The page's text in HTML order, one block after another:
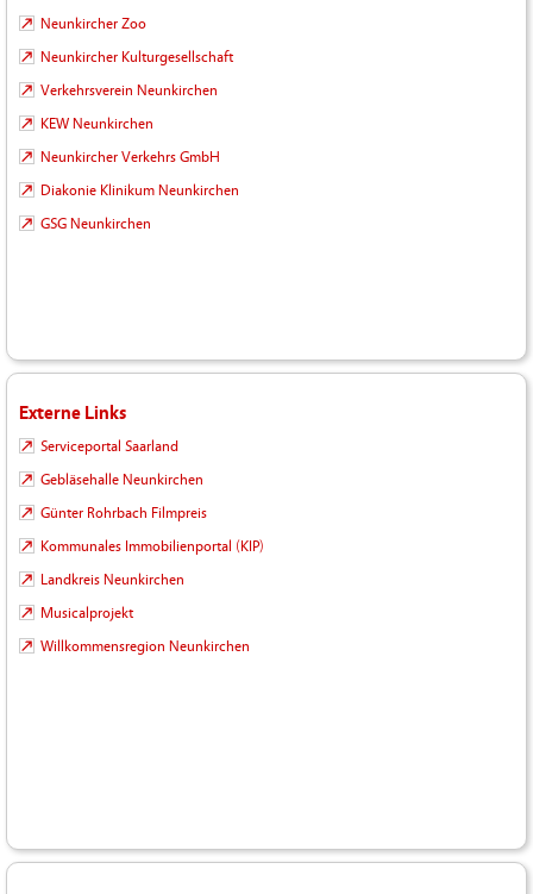
Neunkircher Zoo
Neunkircher Kulturgesellschaft
Verkehrsverein Neunkirchen
KEW Neunkirchen
Neunkircher Verkehrs GmbH
Diakonie Klinikum Neunkirchen
GSG Neunkirchen
Externe Links
Serviceportal Saarland
Gebläsehalle Neunkirchen
Günter Rohrbach Filmpreis
Kommunales Immobilienportal (KIP)
Landkreis Neunkirchen
Musicalprojekt
Willkommensregion Neunkirchen